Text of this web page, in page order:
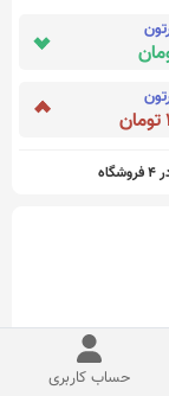
حساب کاربری